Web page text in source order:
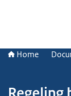
Home